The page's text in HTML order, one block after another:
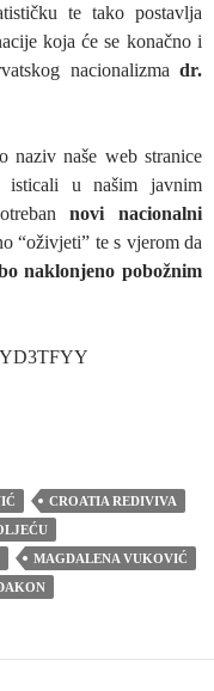
te tako postavlja
koja će se konačno i
nacionalizma dr.
naziv naše web stranice
isticali u našim javnim
novi nacionalni
“oživjeti” te s vjerom da
naklonjeno pobožnim
je naklonjeno pobožnim
CROATIA REDIVIVA
MAGDALENA VUKOVIĆ